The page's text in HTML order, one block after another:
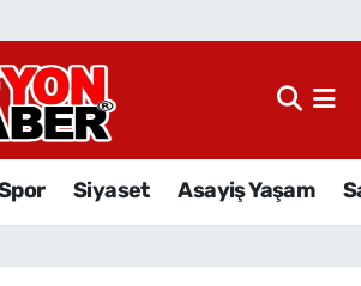
Siyaset Asayiş Yaşam